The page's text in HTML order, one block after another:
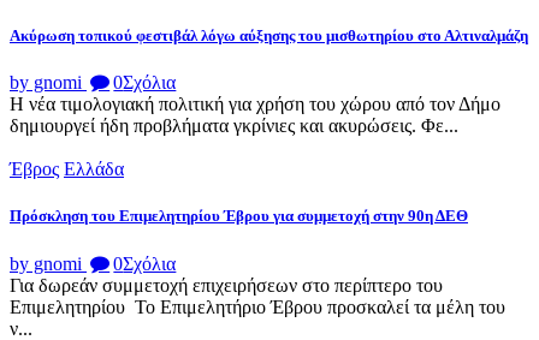
Ακύρωση τοπικού φεστιβάλ λόγω αύξησης του μισθωτηρίου στο Αλτιναλμάζη
by gnomi 0Σχόλια
Η νέα τιμολογιακή πολιτική για χρήση του χώρου από τον Δήμο
δημιουργεί ήδη προβλήματα γκρίνιες και ακυρώσεις. Φε...
Έβρος Ελλάδα
Πρόσκληση του Επιμελητηρίου Έβρου για συμμετοχή στην 90η ΔΕΘ
by gnomi 0Σχόλια
Για δωρεάν συμμετοχή επιχειρήσεων στο περίπτερο του
Επιμελητηρίου Το Επιμελητήριο Έβρου προσκαλεί τα μέλη του
ν...